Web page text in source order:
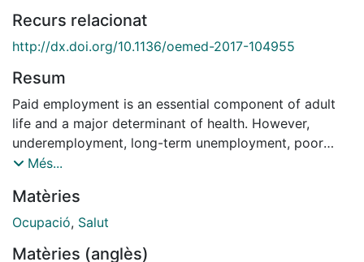
Recurs relacionat
http://dx.doi.org/10.1136/oemed-2017-104955
Resum
Paid employment is an essential component of adult
life and a major determinant of health. However,
underemployment, long-term unemployment, poor
working conditions and a lack of job security all
and further increase inequalities in the population.
Occupational exposures are related to a significant
Més...
Matèries
Ocupació, Salut
Matèries (anglès)